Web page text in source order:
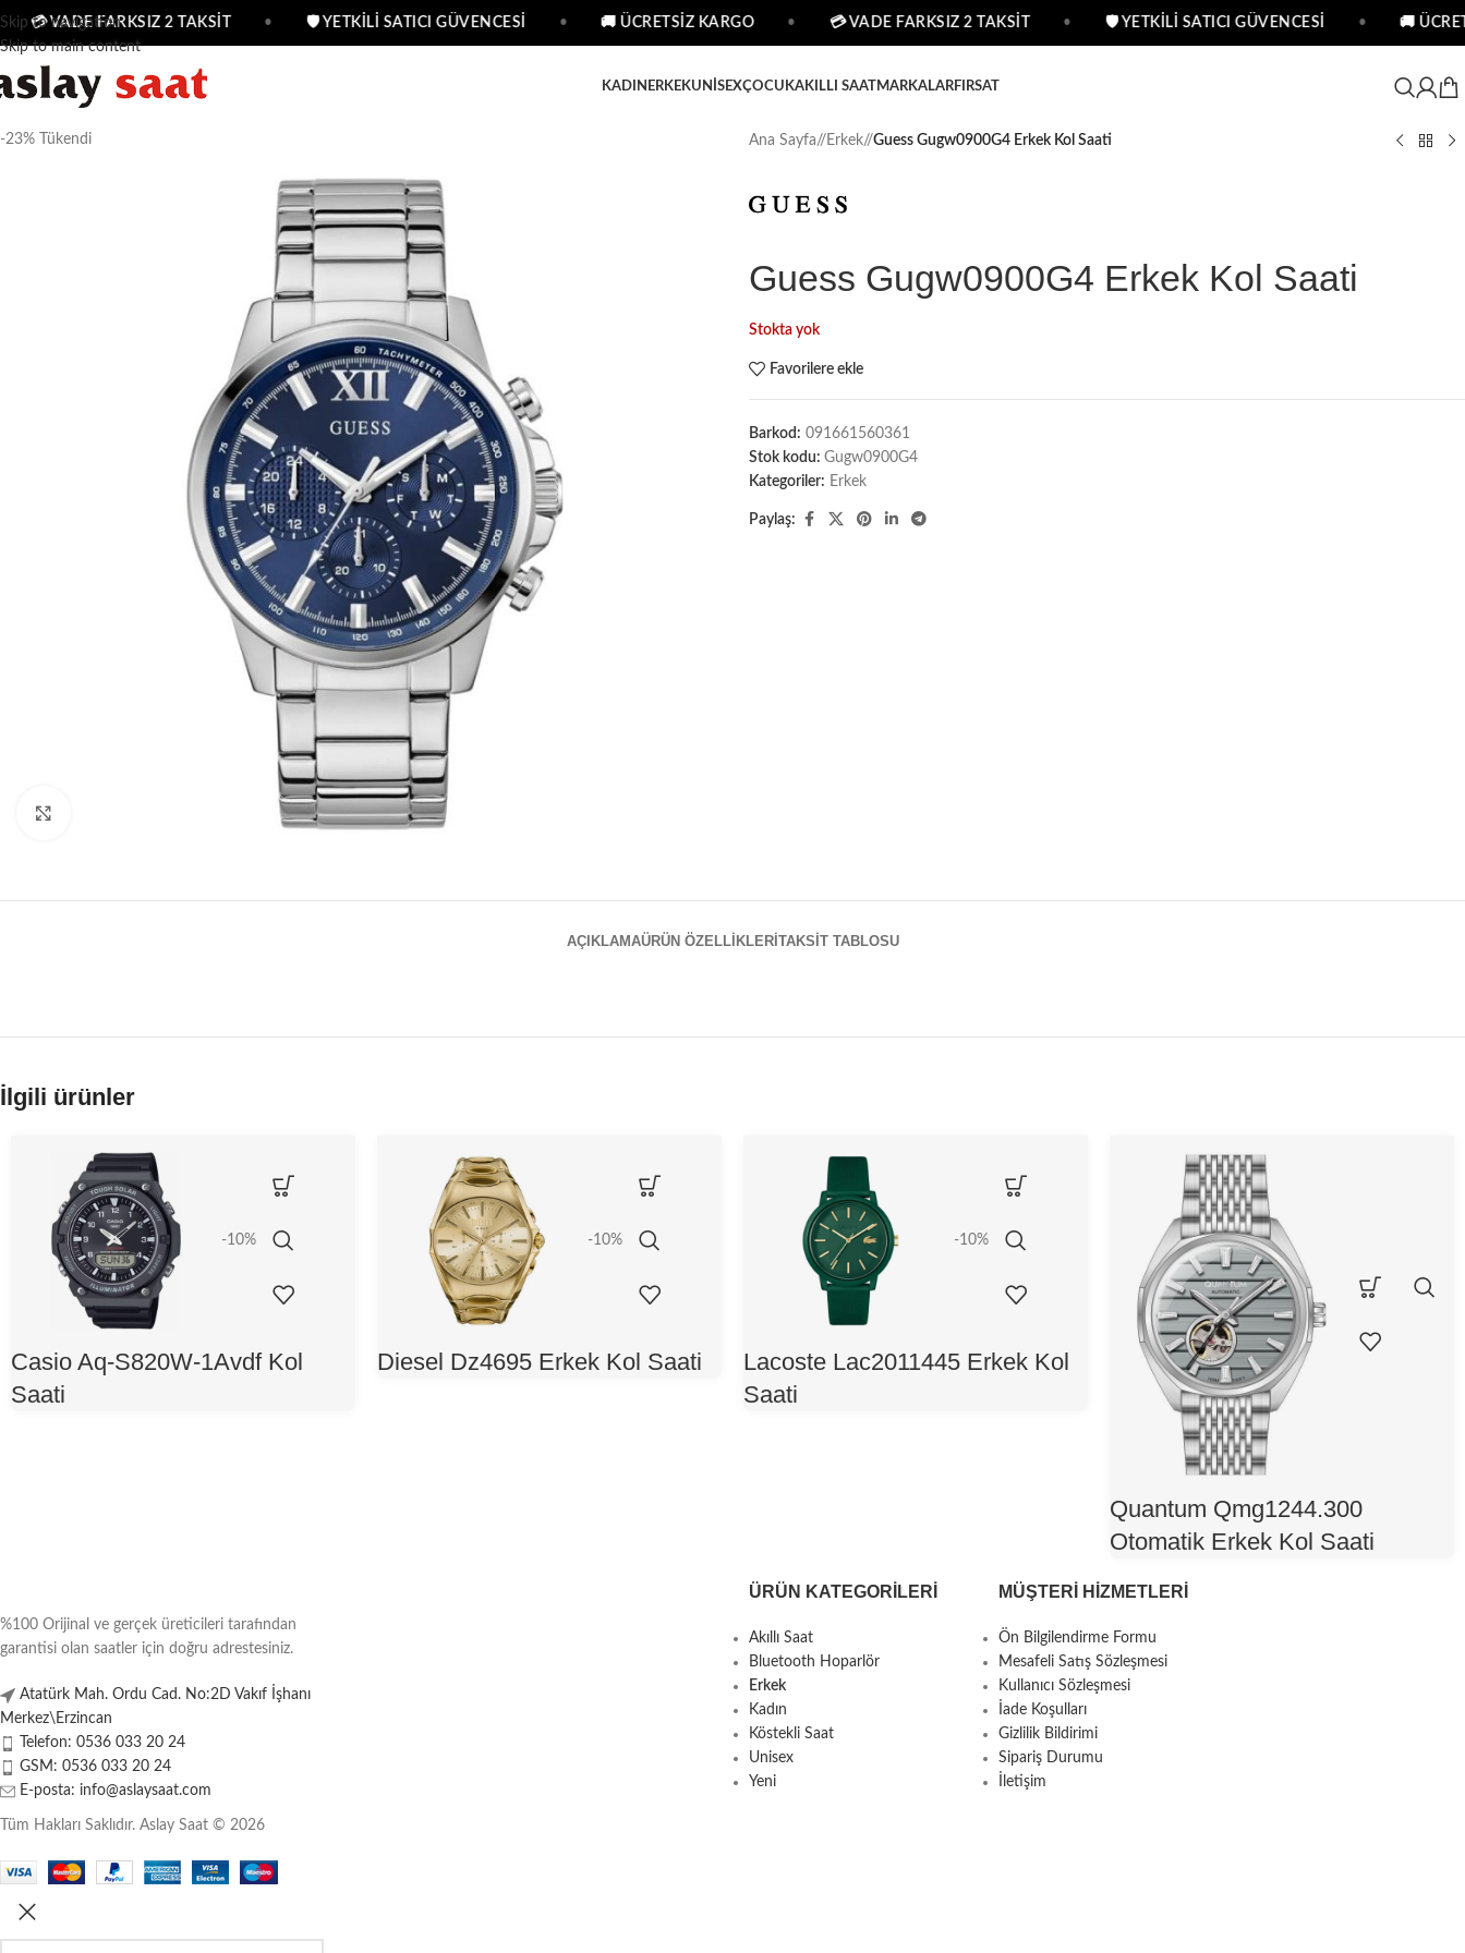
Skip to navigation
Skip to main content
💳 VADE FARKSIZ 2 TAKSİT 🛡 YETKİLİ SATICI GÜVENCESİ 🚚 ÜCRETSİZ KARGO 💳 VADE FARKSIZ 2 TAKSİT 🛡 YETKİLİ SATICI GÜVENCESİ 🚚
KADIN ERKEKUNISEXÇOCUKAKILLI SAATMARKALARFIRSAT
-23% Tükendi Ana Sayfa/ Erkek/ Guess Gugw0900G4 Erkek Kol Saati
Guess Gugw0900G4 Erkek Kol Saati
Stokta yok
Favorilere ekle
Barkod: 091661560361
Stok kodu: Gugw0900G4
Kategoriler: Erkek
Paylaş:
AÇIKLAMAÜRÜN ÖZELLIKLERI TAKSIT TABLOSU
İlgili ürünler
-10%
Casio Aq-S820W-1Avdf Kol
Saati
-10%
Diesel Dz4695 Erkek Kol Saati
-10%
Lacoste Lac2011445 Erkek Kol
Saati
Quantum Qmg1244.300
Otomatik Erkek Kol Saati
%100 Orijinal ve gerçek üreticileri tarafından
garantisi olan saatler için doğru adrestesiniz.
Atatürk Mah. Ordu Cad. No:2D Vakıf İşhanı
Merkez\Erzincan
Telefon: 0536 033 20 24
GSM: 0536 033 20 24
E-posta: info@aslaysaat.com
ÜRÜN KATEGORILERI
Akıllı Saat
Bluetooth Hoparlör
Erkek
Kadın
Köstekli Saat
Unisex
Yeni
MÜŞTERI HIZMETLERI
Ön Bilgilendirme Formu
Mesafeli Satış Sözleşmesi
Kullanıcı Sözleşmesi
İade Koşulları
Gizlilik Bildirimi
Sipariş Durumu
İletişim
Tüm Hakları Saklıdır. Aslay Saat © 2026